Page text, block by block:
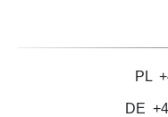
PL
DE